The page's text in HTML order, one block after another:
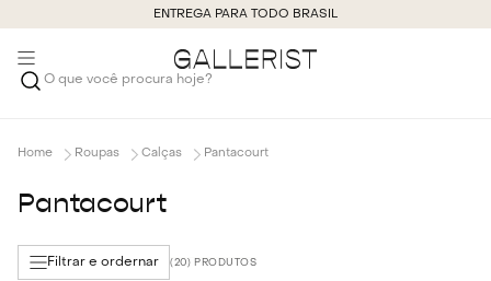
ENTREGA PARA TODO BRASIL
O que você procura hoje?
Roupas Calças Pantacourt
Pantacourt
Filtrar e ordernar 20